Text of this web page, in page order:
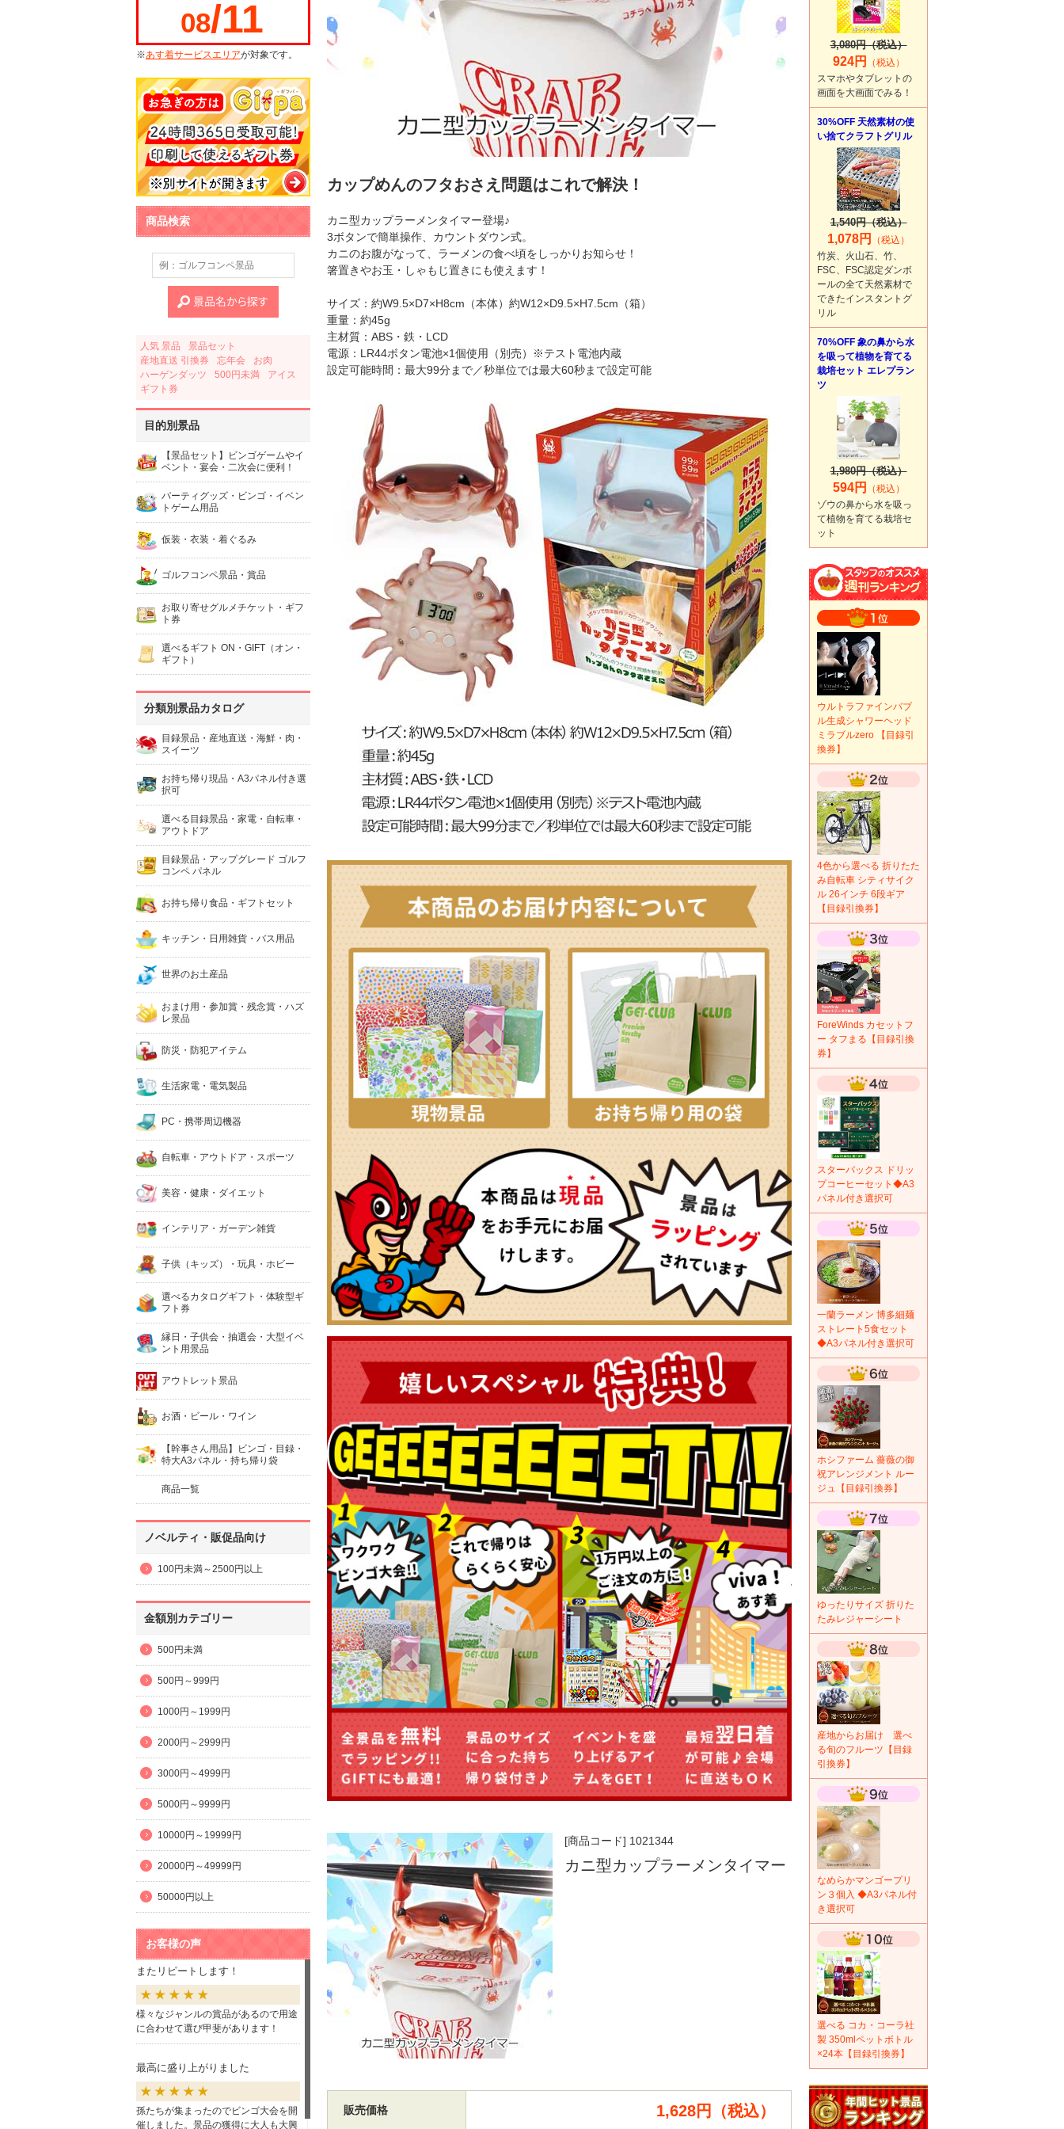
08/11
※あす着サービスエリアが対象です。
商品検索
人気 景品
景品セット
産地直送 引換券
忘年会
お肉
ハーゲンダッツ
500円未満
アイス
ギフト券
目的別景品
【景品セット】ビンゴゲームやイ
ベント・宴会・二次会に便利！
パーティグッズ・ビンゴ・イベン
トゲーム用品
仮装・衣装・着ぐるみ
ゴルフコンペ景品・賞品
お取り寄せグルメチケット・ギフ
ト券
選べるギフト ON・GIFT（オン・
ギフト）
分類別景品カタログ
目録景品・産地直送・海鮮・肉・
スイーツ
お持ち帰り現品・A3パネル付き選
択可
選べる目録景品・家電・自転車・
アウトドア
目録景品・アップグレード ゴルフ
コンペ パネル
お持ち帰り食品・ギフトセット
キッチン・日用雑貨・バス用品
世界のお土産品
おまけ用・参加賞・残念賞・ハズ
レ景品
防災・防犯アイテム
生活家電・電気製品
PC・携帯周辺機器
自転車・アウトドア・スポーツ
美容・健康・ダイエット
インテリア・ガーデン雑貨
子供（キッズ）・玩具・ホビー
選べるカタログギフト・体験型ギ
フト券
縁日・子供会・抽選会・大型イベ
ント用景品
アウトレット景品
お酒・ビール・ワイン
【幹事さん用品】ビンゴ・目録・
特大A3パネル・持ち帰り袋
商品一覧
ノベルティ・販促品向け
100円未満～2500円以上
金額別カテゴリー
500円未満
500円～999円
1000円～1999円
2000円～2999円
3000円～4999円
5000円～9999円
10000円～19999円
20000円～49999円
50000円以上
お客様の声
またリピートします！
様々なジャンルの賞品があるので用途
に合わせて選び甲斐があります！
最高に盛り上がりました
孫たちが集まったのでビンゴ大会を開
催しました。景品の獲得に大人も大興
カップめんのフタおさえ問題はこれで解決！
カニ型カップラーメンタイマー登場♪
3ボタンで簡単操作、カウントダウン式。
カニのお腹がなって、ラーメンの食べ頃をしっかりお知らせ！
箸置きやお玉・しゃもじ置きにも使えます！
サイズ：約W9.5×D7×H8cm（本体）約W12×D9.5×H7.5cm（箱）
重量：約45g
主材質：ABS・鉄・LCD
電源：LR44ボタン電池×1個使用（別売）※テスト電池内蔵
設定可能時間：最大99分まで／秒単位では最大60秒まで設定可能
[商品コード] 1021344
カニ型カップラーメンタイマー
販売価格 1,628円（税込）
3,080円（税込）
924円
（税込）
スマホやタブレットの
画面を大画面でみる！
30%OFF 天然素材の使
い捨てクラフトグリル
1,540円（税込）
1,078円
（税込）
竹炭、火山石、竹、
FSC、FSC認定ダンボ
ールの全て天然素材で
できたインスタントグ
リル
70%OFF 象の鼻から水
を吸って植物を育てる
栽培セット エレプラン
ツ
1,980円（税込）
594円
（税込）
ゾウの鼻から水を吸っ
て植物を育てる栽培セ
ット
ウルトラファインバブ
ル生成シャワーヘッド
ミラブルzero 【目録引
換券】
4色から選べる 折りたた
み自転車 シティサイク
ル 26インチ 6段ギア
【目録引換券】
ForeWinds カセットフ
ー タフまる【目録引換
券】
スターバックス ドリッ
プコーヒーセット◆A3
パネル付き選択可
一蘭ラーメン 博多細麺
ストレート5食セット
◆A3パネル付き選択可
ホシファーム 薔薇の御
祝アレンジメント ルー
ジュ【目録引換券】
ゆったりサイズ 折りた
たみレジャーシート
産地からお届け 選べ
る旬のフルーツ【目録
引換券】
なめらかマンゴープリ
ン３個入 ◆A3パネル付
き選択可
選べる コカ・コーラ社
製 350mlペットボトル
×24本【目録引換券】